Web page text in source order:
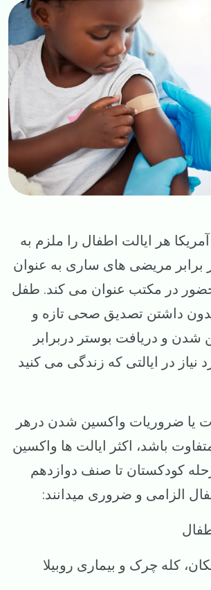
هر ایالت اطفال را ملزم به
مریضی های ساری به عنوان
در مکتب عنوان می کند. طفل
داشتن تصدیق صحی تازه و
شدن و دریافت بوستر دربرابر
در ایالتی که زندگی می کنید
یا ضروریات واکسین شدن درهر
باشد، اکثر ایالت ها واکسین
کودکستان تا صنف دوازدهم
الزامی و ضروری میدانند: